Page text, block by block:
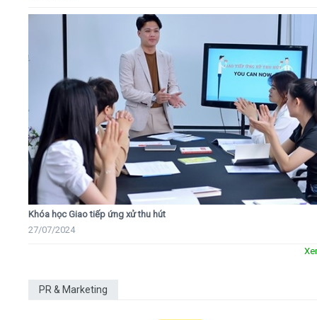
Khóa học Giao tiếp ứng xử thu hút
27/07/2024
PR & Marketing